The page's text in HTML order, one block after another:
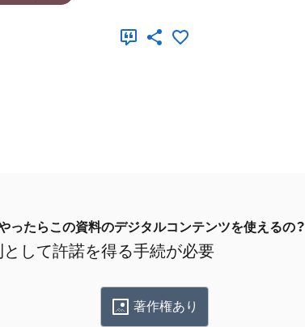
ったらこの資料のデジタルコンテンツを使えるの？
として許諾を得る手続が必要
著作権あり